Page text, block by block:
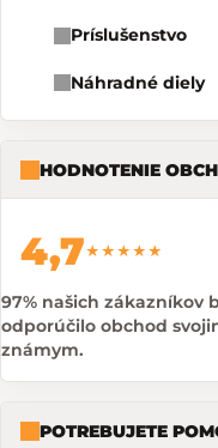
Príslušenstvo
Náhradné diely
HODNOTENIE
4,7★★★★★
97% našich zákazníkov
odporúčilo obchod
známym.
POTREBUJETE